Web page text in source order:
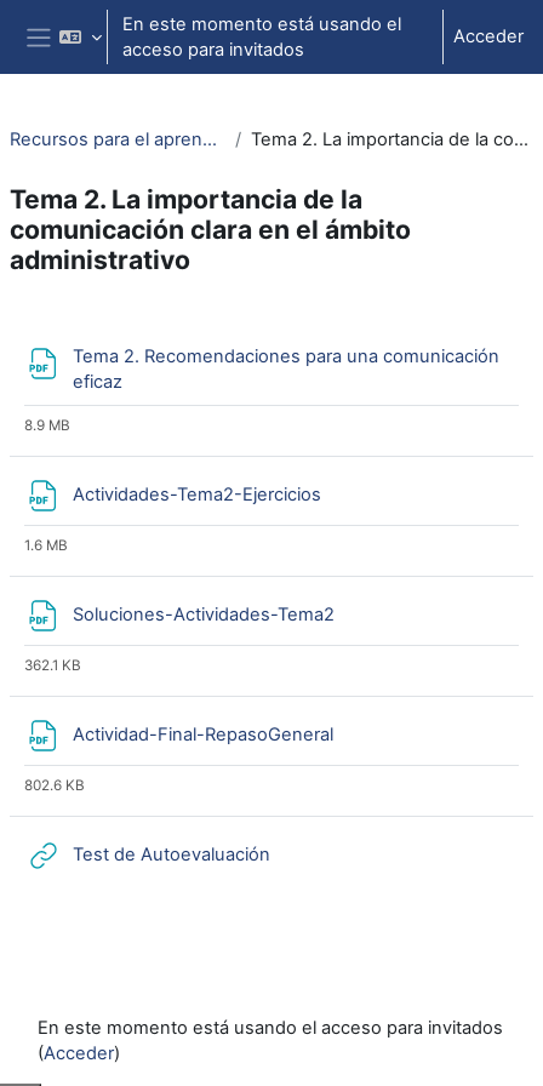
Salta al contenido principal
Panel lateral
En este momento está usando el
acceso para invitados
Acceder
Recursos para el aprendizaje del lenguaje administrativo Tema 2. La importancia de la comunicación clara en el ámbito administrativo
Tema 2. La importancia de la
comunicación clara en el ámbito
administrativo
Tema 2. Recomendaciones para una comunicación
eficaz
8.9 MB
Actividades-Tema2-Ejercicios
1.6 MB
Soluciones-Actividades-Tema2
362.1 KB
Actividad-Final-RepasoGeneral
802.6 KB
Test de Autoevaluación
En este momento está usando el acceso para invitados
(Acceder)